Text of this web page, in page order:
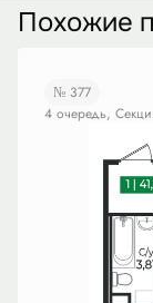
Похожие
№ 377
4 очередь,